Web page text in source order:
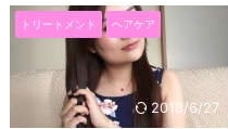
で、 ひときわ目立っていたの
が、このカイリジュメイ
（kailijumei）のティントリップ
(^^)/ インスタでも話題になってた
からずっと気になってたんですよ
ね～～！！ 実物を見たら、本当
トリートメント ヘアケア
2018/6/27